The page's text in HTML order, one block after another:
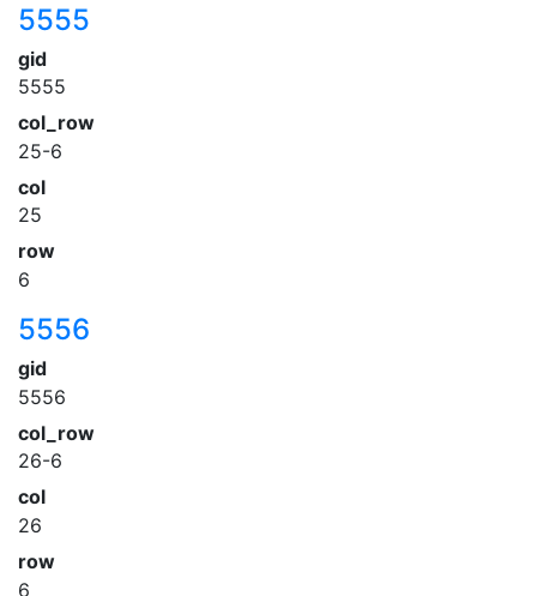
5555
gid
5555
col_row
25-6
col
25
row
6
5556
gid
5556
col_row
26-6
col
26
row
6